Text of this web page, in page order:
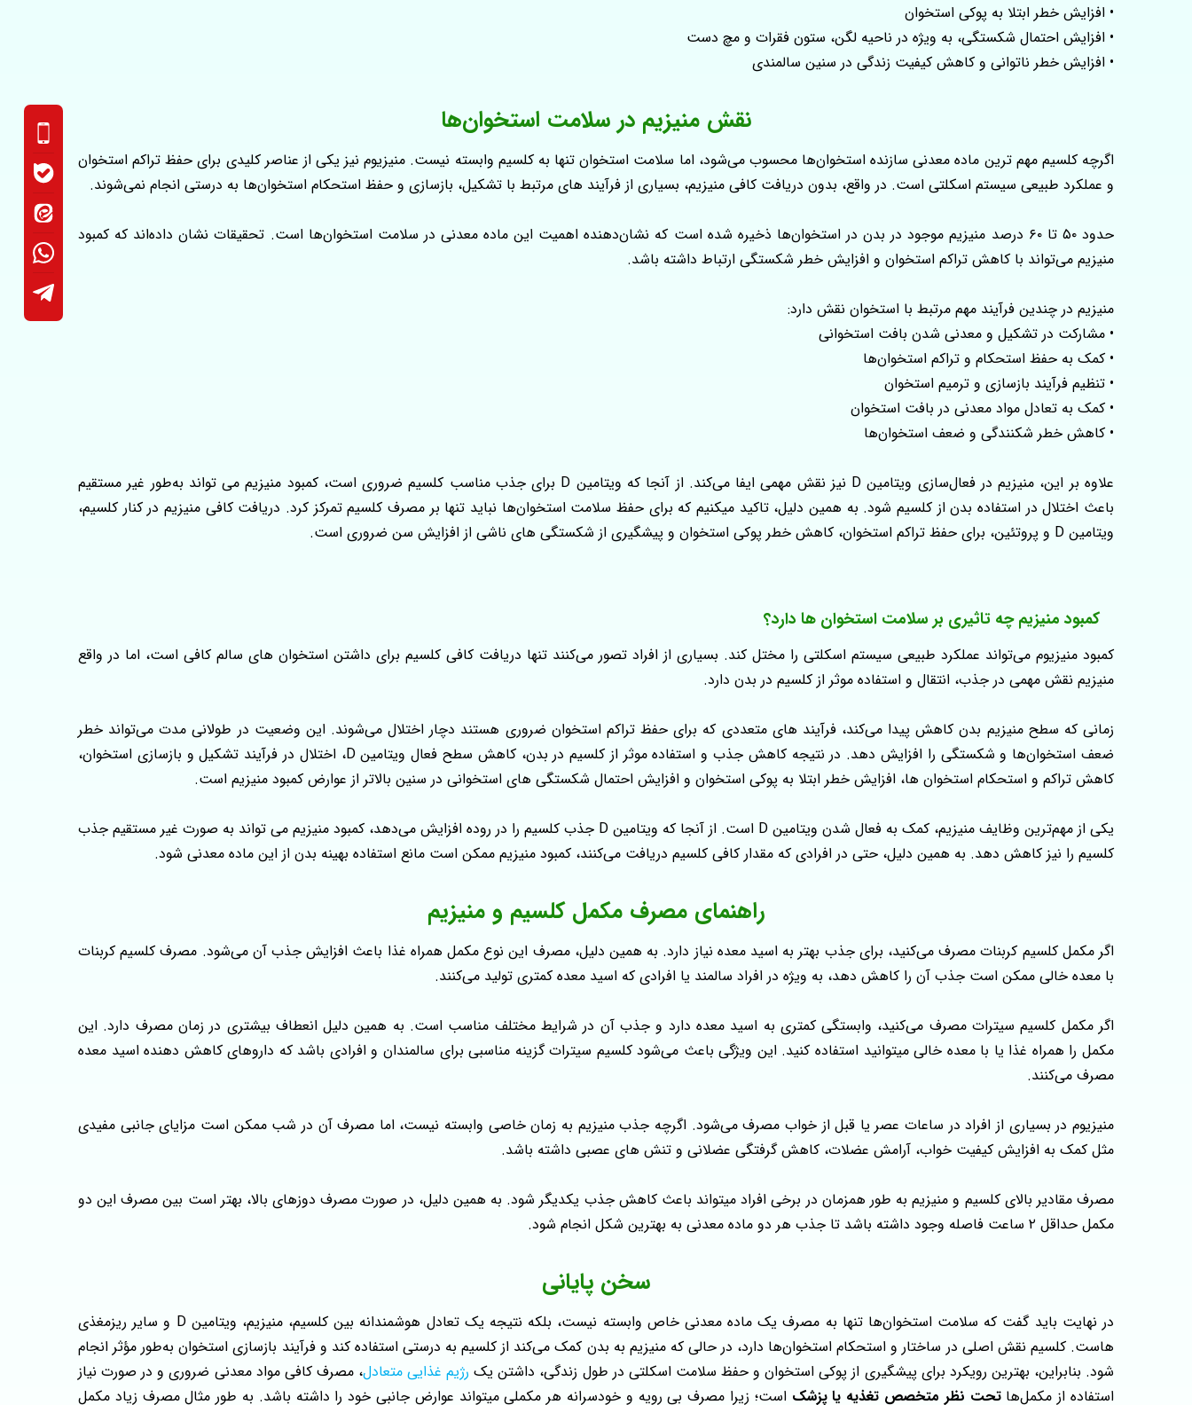
• افزایش خطر ابتلا به پوکی استخوان
• افزایش احتمال شکستگی، به‌ ویژه در ناحیه لگن، ستون فقرات و مچ دست
• افزایش خطر ناتوانی و کاهش کیفیت زندگی در سنین سالمندی
نقش منیزیم در سلامت استخوان‌ها
اگرچه کلسیم مهم‌ ترین ماده معدنی سازنده استخوان‌ها محسوب می‌شود، اما سلامت استخوان تنها به کلسیم وابسته نیست. منیزیوم نیز یکی از عناصر کلیدی برای حفظ تراکم استخوان
و عملکرد طبیعی سیستم اسکلتی است. در واقع، بدون دریافت کافی منیزیم، بسیاری از فرآیند های مرتبط با تشکیل، بازسازی و حفظ استحکام استخوان‌ها به‌ درستی انجام نمی‌شوند.
حدود ۵۰ تا ۶۰ درصد منیزیم موجود در بدن در استخوان‌ها ذخیره شده است که نشان‌دهنده اهمیت این ماده معدنی در سلامت استخوان‌ها است. تحقیقات نشان داده‌اند که کمبود
منیزیم می‌تواند با کاهش تراکم استخوان و افزایش خطر شکستگی ارتباط داشته باشد.
منیزیم در چندین فرآیند مهم مرتبط با استخوان نقش دارد:
• مشارکت در تشکیل و معدنی شدن بافت استخوانی
• کمک به حفظ استحکام و تراکم استخوان‌ها
• تنظیم فرآیند بازسازی و ترمیم استخوان
• کمک به تعادل مواد معدنی در بافت استخوان
• کاهش خطر شکنندگی و ضعف استخوان‌ها
علاوه بر این، منیزیم در فعال‌سازی ویتامین D نیز نقش مهمی ایفا می‌کند. از آنجا که ویتامین D برای جذب مناسب کلسیم ضروری است، کمبود منیزیم می‌ تواند به‌طور غیر مستقیم
باعث اختلال در استفاده بدن از کلسیم شود. به همین دلیل، تاکید میکنیم که برای حفظ سلامت استخوان‌ها نباید تنها بر مصرف کلسیم تمرکز کرد. دریافت کافی منیزیم در کنار کلسیم،
ویتامین D و پروتئین، برای حفظ تراکم استخوان، کاهش خطر پوکی استخوان و پیشگیری از شکستگی‌ های ناشی از افزایش سن ضروری است.
کمبود منیزیم چه تاثیری بر سلامت استخوان‌ ها دارد؟
کمبود منیزیوم می‌تواند عملکرد طبیعی سیستم اسکلتی را مختل کند. بسیاری از افراد تصور می‌کنند تنها دریافت کافی کلسیم برای داشتن استخوان‌ های سالم کافی است، اما در واقع
منیزیم نقش مهمی در جذب، انتقال و استفاده موثر از کلسیم در بدن دارد.
زمانی که سطح منیزیم بدن کاهش پیدا می‌کند، فرآیند های متعددی که برای حفظ تراکم استخوان ضروری هستند دچار اختلال می‌شوند. این وضعیت در طولانی‌ مدت می‌تواند خطر
ضعف استخوان‌ها و شکستگی را افزایش دهد. در نتیجه کاهش جذب و استفاده موثر از کلسیم در بدن، کاهش سطح فعال ویتامین D، اختلال در فرآیند تشکیل و بازسازی استخوان،
کاهش تراکم و استحکام استخوان‌ ها، افزایش خطر ابتلا به پوکی استخوان و افزایش احتمال شکستگی‌ های استخوانی در سنین بالاتر از عوارض کمبود منیزیم است.
یکی از مهم‌ترین وظایف منیزیم، کمک به فعال شدن ویتامین D است. از آنجا که ویتامین D جذب کلسیم را در روده افزایش می‌دهد، کمبود منیزیم می‌ تواند به‌ صورت غیر مستقیم جذب
کلسیم را نیز کاهش دهد. به همین دلیل، حتی در افرادی که مقدار کافی کلسیم دریافت می‌کنند، کمبود منیزیم ممکن است مانع استفاده بهینه بدن از این ماده معدنی شود.
راهنمای مصرف مکمل کلسیم و منیزیم
اگر مکمل کلسیم کربنات مصرف می‌کنید، برای جذب بهتر به اسید معده نیاز دارد. به همین دلیل، مصرف این نوع مکمل همراه غذا باعث افزایش جذب آن می‌شود. مصرف کلسیم کربنات
با معده خالی ممکن است جذب آن را کاهش دهد، به‌ ویژه در افراد سالمند یا افرادی که اسید معده کمتری تولید می‌کنند.
اگر مکمل کلسیم سیترات مصرف می‌کنید، وابستگی کمتری به اسید معده دارد و جذب آن در شرایط مختلف مناسب است. به همین دلیل انعطاف بیشتری در زمان مصرف دارد. این
مکمل را همراه غذا یا با معده خالی میتوانید استفاده کنید. این ویژگی باعث می‌شود کلسیم سیترات گزینه مناسبی برای سالمندان و افرادی باشد که داروهای کاهش‌ دهنده اسید معده
مصرف می‌کنند.
منیزیوم در بسیاری از افراد در ساعات عصر یا قبل از خواب مصرف می‌شود. اگرچه جذب منیزیم به زمان خاصی وابسته نیست، اما مصرف آن در شب ممکن است مزایای جانبی مفیدی
مثل کمک به افزایش کیفیت خواب، آرامش عضلات، کاهش گرفتگی عضلانی و تنش های عصبی داشته باشد.
مصرف مقادیر بالای کلسیم و منیزیم به‌ طور همزمان در برخی افراد میتواند باعث کاهش جذب یکدیگر شود. به همین دلیل، در صورت مصرف دوزهای بالا، بهتر است بین مصرف این دو
مکمل حداقل ۲ ساعت فاصله وجود داشته باشد تا جذب هر دو ماده معدنی به بهترین شکل انجام شود.
سخن پایانی
در نهایت باید گفت که سلامت استخوان‌ها تنها به مصرف یک ماده معدنی خاص وابسته نیست، بلکه نتیجه یک تعادل هوشمندانه بین کلسیم، منیزیم، ویتامین D و سایر ریزمغذی‌
هاست. کلسیم نقش اصلی در ساختار و استحکام استخوان‌ها دارد، در حالی که منیزیم به بدن کمک می‌کند از کلسیم به‌ درستی استفاده کند و فرآیند بازسازی استخوان به‌طور مؤثر انجام
شود. بنابراین، بهترین رویکرد برای پیشگیری از پوکی استخوان و حفظ سلامت اسکلتی در طول زندگی، داشتن یک رژیم غذایی متعادل، مصرف کافی مواد معدنی ضروری و در صورت نیاز
استفاده از مکمل‌هاتحت نظر متخصص تغذیه یا پزشک است؛ زیرا مصرف بی رویه و خودسرانه هر مکملی میتواند عوارض جانبی خود را داشته باشد. به طور مثال مصرف زیاد مکمل